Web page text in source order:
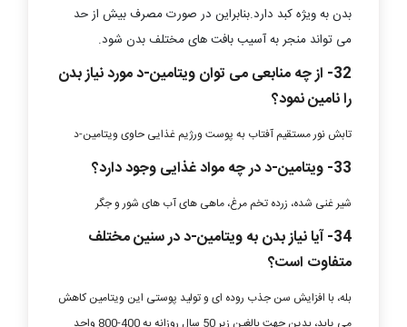
بدن به ویژه کبد دارد.بنابراین در صورت مصرف بیش از حد
می تواند منجر به آسیب بافت های مختلف بدن شود.
32- از چه منابعی می توان ویتامین-د مورد نیاز بدن
را نامین نمود؟
تابش نور مستقیم آفتاب به پوست ورژیم غذایی حاوی ویتامین-د
33- ویتامین-د در چه مواد غذایی وجود دارد؟
شیر غنی شده، زرده تخم مرغ، ماهی های آب های شور و جگر
34- آیا نیاز بدن به ویتامین-د در سنین مختلف
متفاوت است؟
بله، با افزایش سن جذب روده ای و تولید پوستی این ویتامین کاهش
می یابد، بدین جهت بالغین زیر 50 سال روزانه به 400-800 واحد